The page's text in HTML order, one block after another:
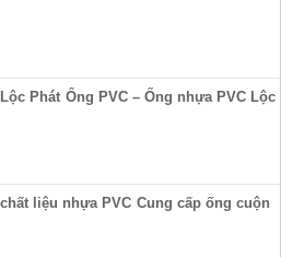
Ống PVC – Ống nhựa PVC Lộc
Cung cấp ống cuộn